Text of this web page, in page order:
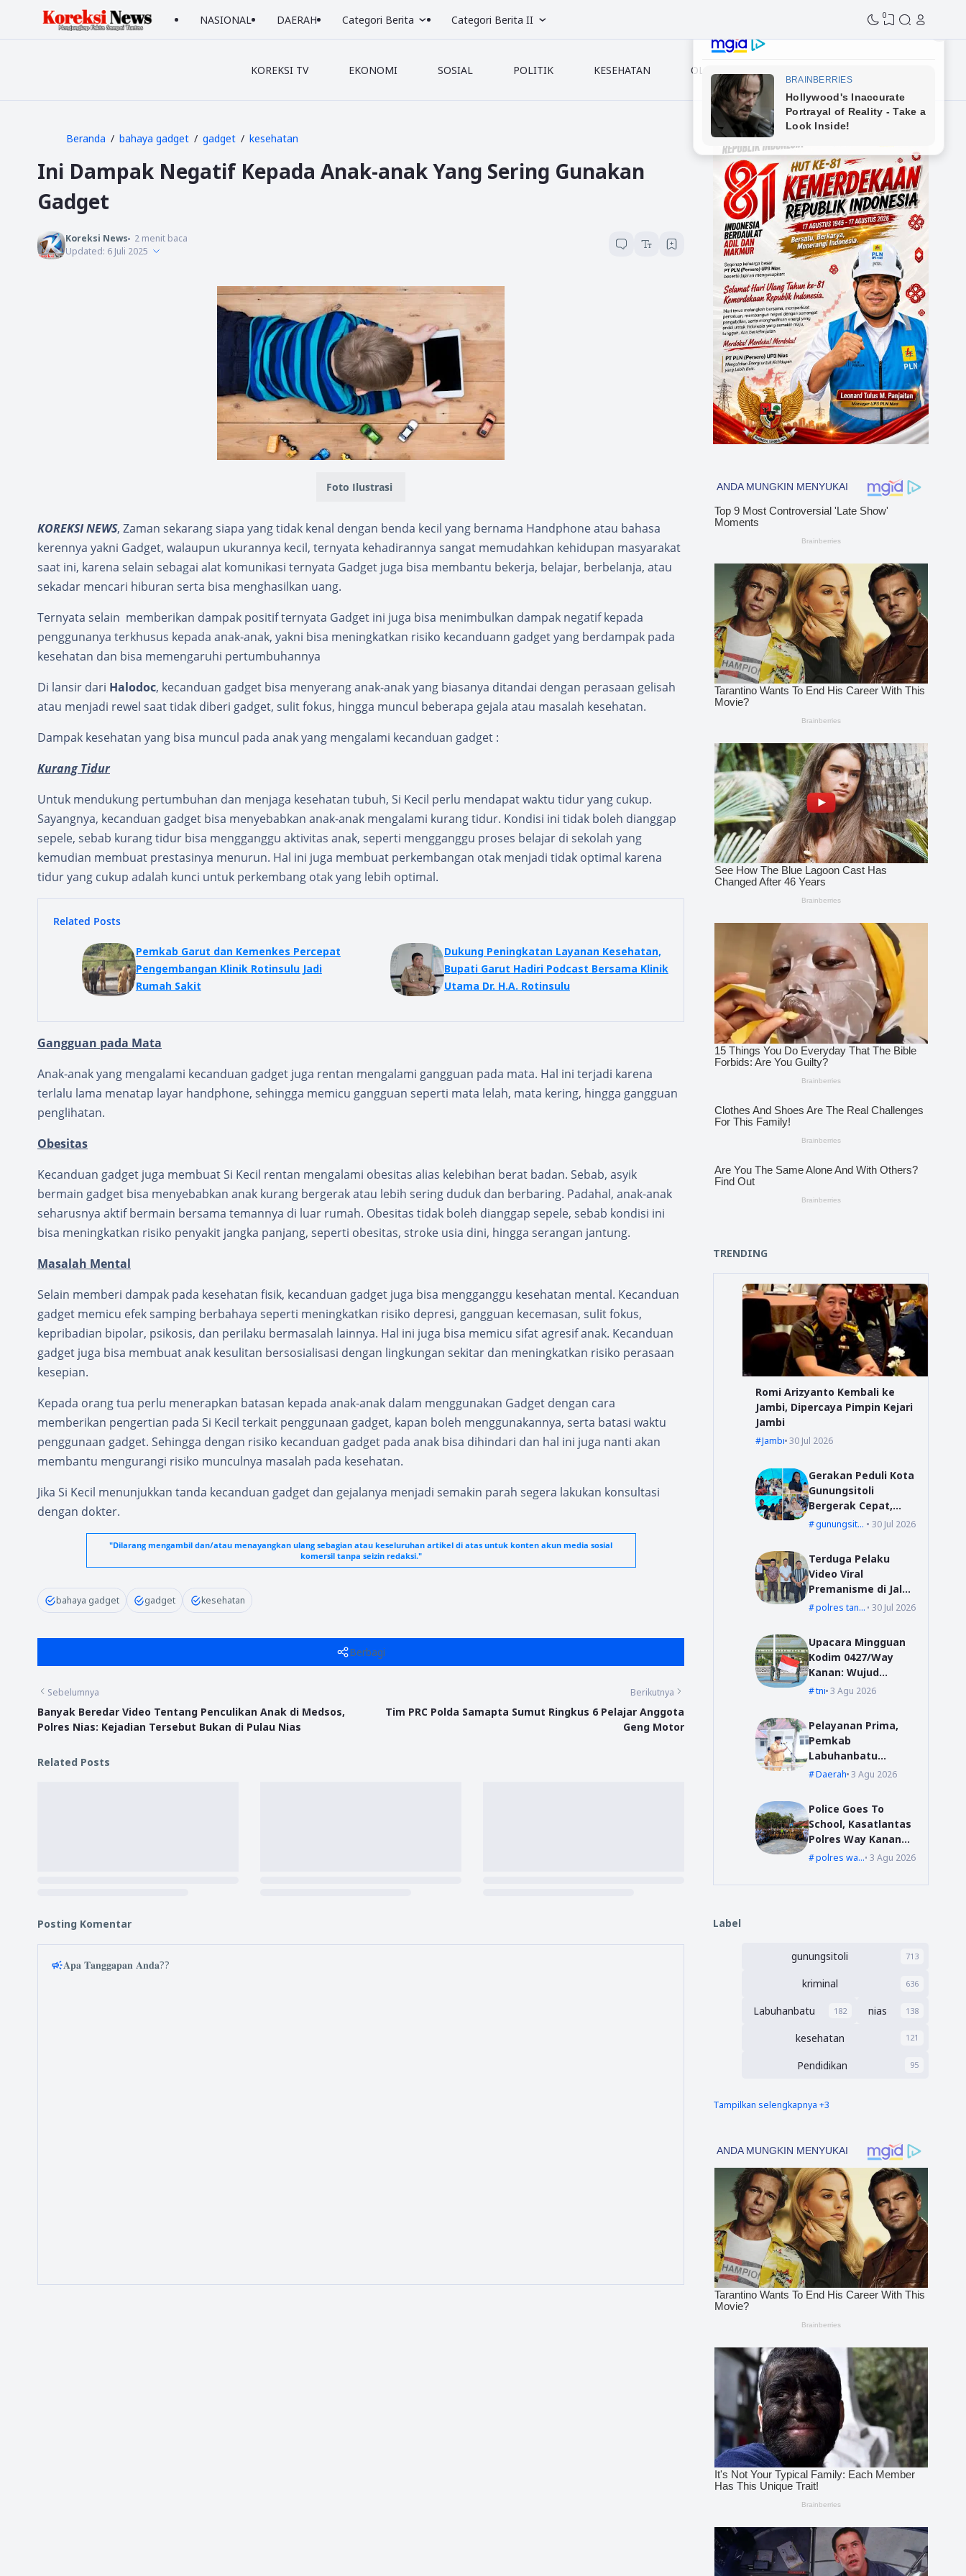
NASIONAL DAERAH Categori Berita Categori Berita II 0
KOREKSI TV EKONOMI SOSIAL POLITIK KESEHATAN OLAHRAGA
Beranda bahaya gadget gadget kesehatan
Ini Dampak Negatif Kepada Anak-anak Yang Sering Gunakan
Gadget
Koreksi News 2menit baca
Updated: 6 Juli 2025
Foto Ilustrasi
KOREKSI NEWS, Zaman sekarang siapa yang tidak kenal dengan benda kecil yang bernama Handphone atau bahasa
kerennya yakni Gadget, walaupun ukurannya kecil, ternyata kehadirannya sangat memudahkan kehidupan masyarakat
saat ini, karena selain sebagai alat komunikasi ternyata Gadget juga bisa membantu bekerja, belajar, berbelanja, atau
sekadar mencari hiburan serta bisa menghasilkan uang.
Ternyata selain memberikan dampak positif ternyata Gadget ini juga bisa menimbulkan dampak negatif kepada
penggunanya terkhusus kepada anak-anak, yakni bisa meningkatkan risiko kecanduann gadget yang berdampak pada
kesehatan dan bisa memengaruhi pertumbuhannya
Di lansir dari Halodoc, kecanduan gadget bisa menyerang anak-anak yang biasanya ditandai dengan perasaan gelisah
atau menjadi rewel saat tidak diberi gadget, sulit fokus, hingga muncul beberapa gejala atau masalah kesehatan.
Dampak kesehatan yang bisa muncul pada anak yang mengalami kecanduan gadget :
Kurang Tidur
Untuk mendukung pertumbuhan dan menjaga kesehatan tubuh, Si Kecil perlu mendapat waktu tidur yang cukup.
Sayangnya, kecanduan gadget bisa menyebabkan anak-anak mengalami kurang tidur. Kondisi ini tidak boleh dianggap
sepele, sebab kurang tidur bisa mengganggu aktivitas anak, seperti mengganggu proses belajar di sekolah yang
kemudian membuat prestasinya menurun. Hal ini juga membuat perkembangan otak menjadi tidak optimal karena
tidur yang cukup adalah kunci untuk perkembang otak yang lebih optimal.
Related Posts
Pemkab Garut dan Kemenkes Percepat
Pengembangan Klinik Rotinsulu Jadi
Rumah Sakit
Dukung Peningkatan Layanan Kesehatan,
Bupati Garut Hadiri Podcast Bersama Klinik
Utama Dr. H.A. Rotinsulu
Gangguan pada Mata
Anak-anak yang mengalami kecanduan gadget juga rentan mengalami gangguan pada mata. Hal ini terjadi karena
terlalu lama menatap layar handphone, sehingga memicu gangguan seperti mata lelah, mata kering, hingga gangguan
penglihatan.
Obesitas
Kecanduan gadget juga membuat Si Kecil rentan mengalami obesitas alias kelebihan berat badan. Sebab, asyik
bermain gadget bisa menyebabkan anak kurang bergerak atau lebih sering duduk dan berbaring. Padahal, anak-anak
seharusnya aktif bermain bersama temannya di luar rumah. Obesitas tidak boleh dianggap sepele, sebab kondisi ini
bisa meningkatkan risiko penyakit jangka panjang, seperti obesitas, stroke usia dini, hingga serangan jantung.
Masalah Mental
Selain memberi dampak pada kesehatan fisik, kecanduan gadget juga bisa mengganggu kesehatan mental. Kecanduan
gadget memicu efek samping berbahaya seperti meningkatkan risiko depresi, gangguan kecemasan, sulit fokus,
kepribadian bipolar, psikosis, dan perilaku bermasalah lainnya. Hal ini juga bisa memicu sifat agresif anak. Kecanduan
gadget juga bisa membuat anak kesulitan bersosialisasi dengan lingkungan sekitar dan meningkatkan risiko perasaan
kesepian.
Kepada orang tua perlu menerapkan batasan kepada anak-anak dalam menggunakan Gadget dengan cara
memberikan pengertian pada Si Kecil terkait penggunaan gadget, kapan boleh menggunakannya, serta batasi waktu
penggunaan gadget. Sehingga dengan risiko kecanduan gadget pada anak bisa dihindari dan hal ini juga nanti akan
membantu mengurangi risiko munculnya masalah pada kesehatan.
Jika Si Kecil menunjukkan tanda kecanduan gadget dan gejalanya menjadi semakin parah segera lakukan konsultasi
dengan dokter.
"Dilarang mengambil dan/atau menayangkan ulang sebagian atau keseluruhan artikel di atas untuk konten akun media sosial
komersil tanpa seizin redaksi."
bahaya gadget gadget kesehatan
Berbagi
Sebelumnya
Banyak Beredar Video Tentang Penculikan Anak di Medsos,
Polres Nias: Kejadian Tersebut Bukan di Pulau Nias
Berikutnya
Tim PRC Polda Samapta Sumut Ringkus 6 Pelajar Anggota
Geng Motor
Related Posts
Posting Komentar
𝐀𝐩𝐚 𝐓𝐚𝐧𝐠𝐠𝐚𝐩𝐚𝐧 𝐀𝐧𝐝𝐚??
TRENDING
Romi Arizyanto Kembali ke
Jambi, Dipercaya Pimpin Kejari
Jambi
Jambi 30 Jul 2026
Gerakan Peduli Kota
Gunungsitoli
Bergerak Cepat,
Bang YD Salurkan
di Desa Mudk
gunungsitoli 30 Jul 2026
Terduga Pelaku
Video Viral
Premanisme di Jalur
Suoh Datangi Polsek
Wajib Lapor
polres tanggamus30 Jul 2026
Upacara Mingguan
Kodim 0427/Way
Kanan: Wujud
Komitmen Jaga
Prajurit
tni 3 Agu 2026
Pelayanan Prima,
Pemkab
Labuhanbatu
Siapkan Pelatihan
Pengadaan Barang
/Jasa
Daerah 3 Agu 2026
Police Goes To
School, Kasatlantas
Polres Way Kanan
Sambangi Pelajar
polres waykanan3 Agu 2026
Label
gunungsitoli 713
kriminal 636
Labuhanbatu 182 nias 138
kesehatan 121
Pendidikan 95
nias barat
Tampilkan selengkapnya +3